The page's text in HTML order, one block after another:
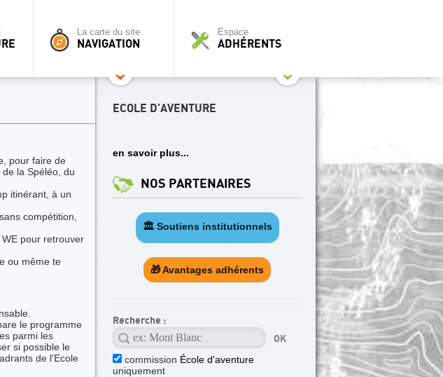
La carte du site
NAVIGATION
Espace
ADHÉRENTS
pour faire de
la Spéléo, du
itinérant, à un
compétition,
pour retrouver
ou même te
le programme
parmi les
si possible le
de l'Ecole
ECOLE D'AVENTURE
en savoir plus...
NOS PARTENAIRES
🏛️ Soutiens institutionnels
🎁 Avantages adhérents
Recherche :
commission École d'aventure
uniquement